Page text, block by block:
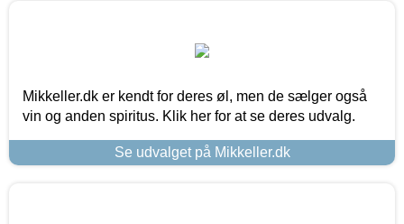
Mikkeller.dk er kendt for deres øl, men de sælger også
vin og anden spiritus. Klik her for at se deres udvalg.
Se udvalget på Mikkeller.dk